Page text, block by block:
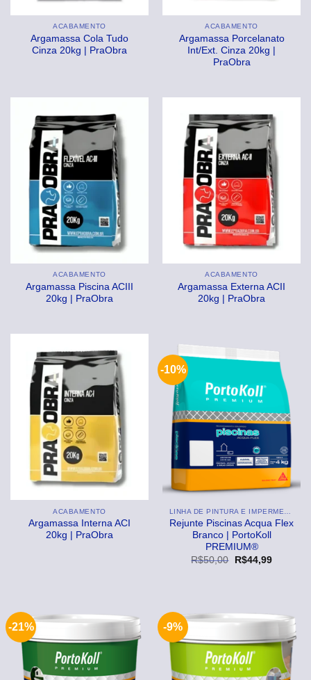
ACABAMENTO
Argamassa Cola Tudo
Cinza 20kg | PraObra
ACABAMENTO
Argamassa Porcelanato
Int/Ext. Cinza 20kg |
PraObra
ACABAMENTO
Argamassa Piscina ACIII
20kg | PraObra
ACABAMENTO
Argamassa Externa ACII
20kg | PraObra
ACABAMENTO
Argamassa Interna ACI
20kg | PraObra
-10%
Rejunte Piscinas Acqua Flex
Branco | PortoKoll
PREMIUM®
R$50,00
O
R$44,99O
-21% -9%